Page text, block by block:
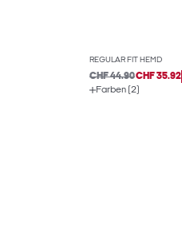
REGULAR FIT HEMD
CHF 44.90CHF 35.92
Farben (2)